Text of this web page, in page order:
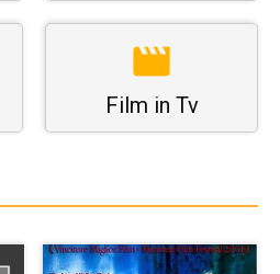
Film in Tv